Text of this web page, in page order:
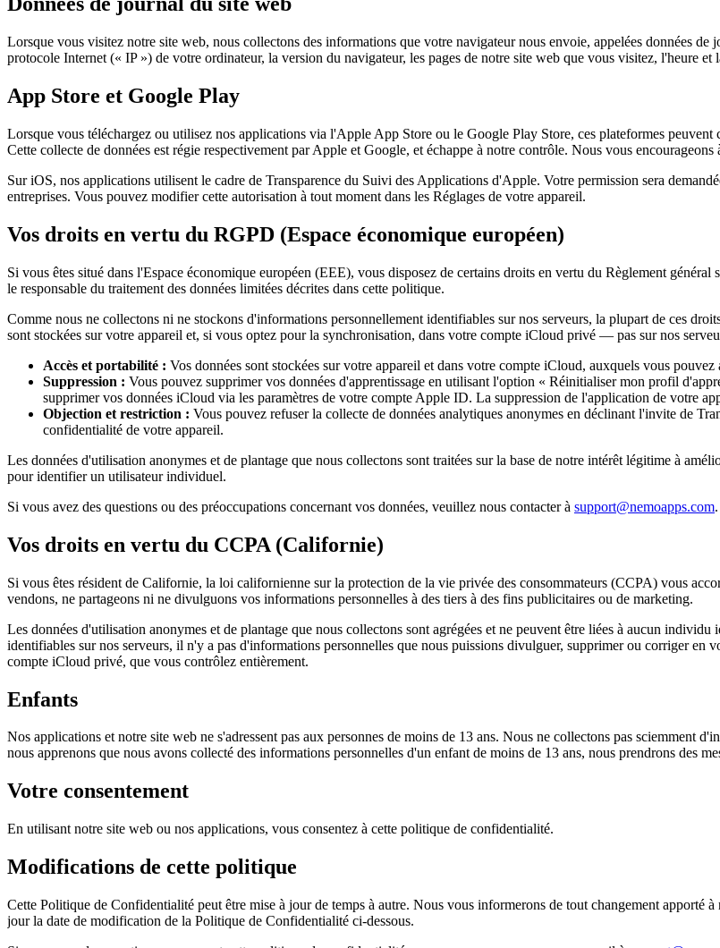
Lorsque vous visitez notre site web, nous collectons des informations que votre navigateur nous envoie, appelées données
protocole Internet (« IP ») de votre ordinateur, la version du navigateur, les pages de notre site web que vous visitez, l'heure et
App Store et Google Play
Lorsque vous téléchargez ou utilisez nos applications via l'Apple App Store ou le Google Play Store, ces plateformes
Cette collecte de données est régie respectivement par Apple et Google, et échappe à notre contrôle. Nous vous
Sur iOS, nos applications utilisent le cadre de Transparence du Suivi des Applications d'Apple. Votre permission sera
entreprises. Vous pouvez modifier cette autorisation à tout moment dans les Réglages de votre appareil.
Vos droits en vertu du RGPD (Espace économique européen)
Si vous êtes situé dans l'Espace économique européen (EEE), vous disposez de certains droits en vertu du Règlement
le responsable du traitement des données limitées décrites dans cette politique.
Comme nous ne collectons ni ne stockons d'informations personnellement identifiables sur nos serveurs, la plupart de ces
sont stockées sur votre appareil et, si vous optez pour la synchronisation, dans votre compte iCloud privé — pas sur nos
Accès et portabilité : Vos données sont stockées sur votre appareil et dans votre compte iCloud, auxquels vous pouvez
Suppression : Vous pouvez supprimer vos données d'apprentissage en utilisant l'option « Réinitialiser mon profil
supprimer vos données iCloud via les paramètres de votre compte Apple ID. La suppression de l'application de votre
Objection et restriction : Vous pouvez refuser la collecte de données analytiques anonymes en déclinant l'invite de
confidentialité de votre appareil.
Les données d'utilisation anonymes et de plantage que nous collectons sont traitées sur la base de notre intérêt légitime à
pour identifier un utilisateur individuel.
Si vous avez des questions ou des préoccupations concernant vos données, veuillez nous contacter à support@nemoapps.com.
Vos droits en vertu du CCPA (Californie)
Si vous êtes résident de Californie, la loi californienne sur la protection de la vie privée des consommateurs (CCPA) vous
vendons, ne partageons ni ne divulguons vos informations personnelles à des tiers à des fins publicitaires ou de marketing.
Les données d'utilisation anonymes et de plantage que nous collectons sont agrégées et ne peuvent être liées à aucun
identifiables sur nos serveurs, il n'y a pas d'informations personnelles que nous puissions divulguer, supprimer ou corriger en
compte iCloud privé, que vous contrôlez entièrement.
Enfants
Nos applications et notre site web ne s'adressent pas aux personnes de moins de 13 ans. Nous ne collectons pas sciemment
nous apprenons que nous avons collecté des informations personnelles d'un enfant de moins de 13 ans, nous prendrons des
Votre consentement
En utilisant notre site web ou nos applications, vous consentez à cette politique de confidentialité.
Modifications de cette politique
Cette Politique de Confidentialité peut être mise à jour de temps à autre. Nous vous informerons de tout changement
jour la date de modification de la Politique de Confidentialité ci-dessous.